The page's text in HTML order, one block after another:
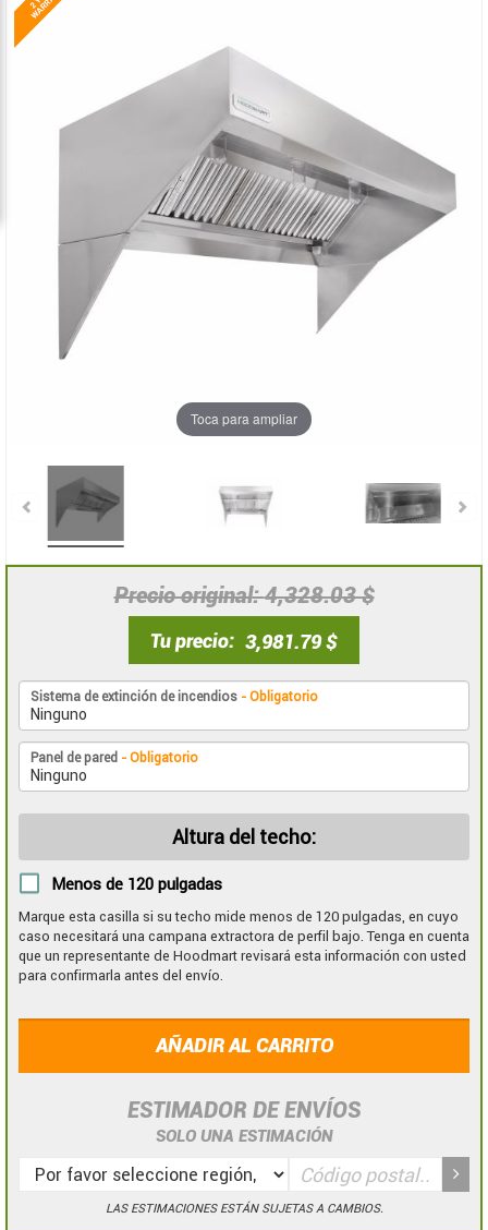
Precio original 4,328.03 $
Tu precio 3,981.79 $
Sistema de extinción de incendios - Obligatorio
Panel de pared - Obligatorio
Altura del techo:
Menos de 120 pulgadas
Marque esta casilla si su techo mide menos de 120 pulgadas, en cuyo
caso necesitará una campana extractora de perfil bajo. Tenga en cuenta
que un representante de Hoodmart revisará esta información con usted
para confirmarla antes del envío.
AÑADIR AL CARRITO
ESTIMADOR DE ENVÍOS
SOLO UNA ESTIMACIÓN
LAS ESTIMACIONES ESTÁN SUJETAS A CAMBIOS.
al
final
al
comienzo
Toca para ampliar